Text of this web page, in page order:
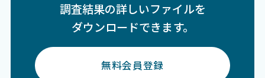
調査結果の詳しいファイルを
ダウンロードできます。
無料会員登録